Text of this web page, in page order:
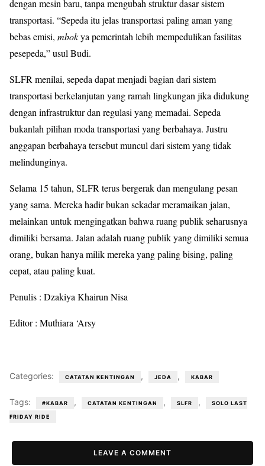
dengan mesin baru, tanpa mengubah struktur dasar sistem
transportasi. “Sepeda itu jelas transportasi paling aman yang
bebas emisi, mbokya pemerintah lebih mempedulikan fasilitas
pesepeda,” usul Budi.
SLFR menilai, sepeda dapat menjadi bagian dari sistem
transportasi berkelanjutan yang ramah lingkungan jika didukung
dengan infrastruktur dan regulasi yang memadai. Sepeda
bukanlah pilihan moda transportasi yang berbahaya. Justru
anggapan berbahaya tersebut muncul dari sistem yang tidak
melindunginya.
Selama 15 tahun, SLFR terus bergerak dan mengulang pesan
yang sama. Mereka hadir bukan sekadar meramaikan jalan,
melainkan untuk mengingatkan bahwa ruang publik seharusnya
dimiliki bersama. Jalan adalah ruang publik yang dimiliki semua
orang, bukan hanya milik mereka yang paling bising, paling
cepat, atau paling kuat.
Penulis : Dzakiya Khairun Nisa
Editor : Muthiara ‘Arsy
Categories: CATATAN KENTINGAN , JEDA , KABAR
Tags: #KABAR , CATATAN KENTINGAN , SLFR , SOLO LAST
FRIDAY RIDE
LEAVE A COMMENT